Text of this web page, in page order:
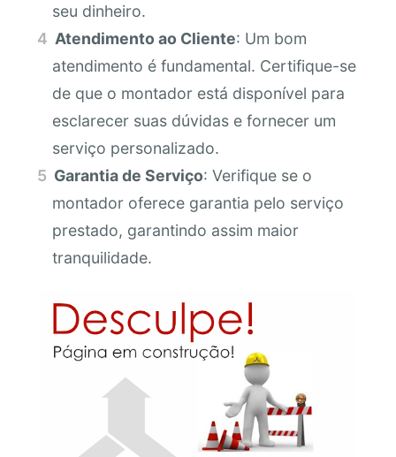
seu dinheiro.
Atendimento ao Cliente: Um bom
atendimento é fundamental. Certifique-se
de que o montador está disponível para
esclarecer suas dúvidas e fornecer um
serviço personalizado.
Garantia de Serviço: Verifique se o
montador oferece garantia pelo serviço
prestado, garantindo assim maior
tranquilidade.